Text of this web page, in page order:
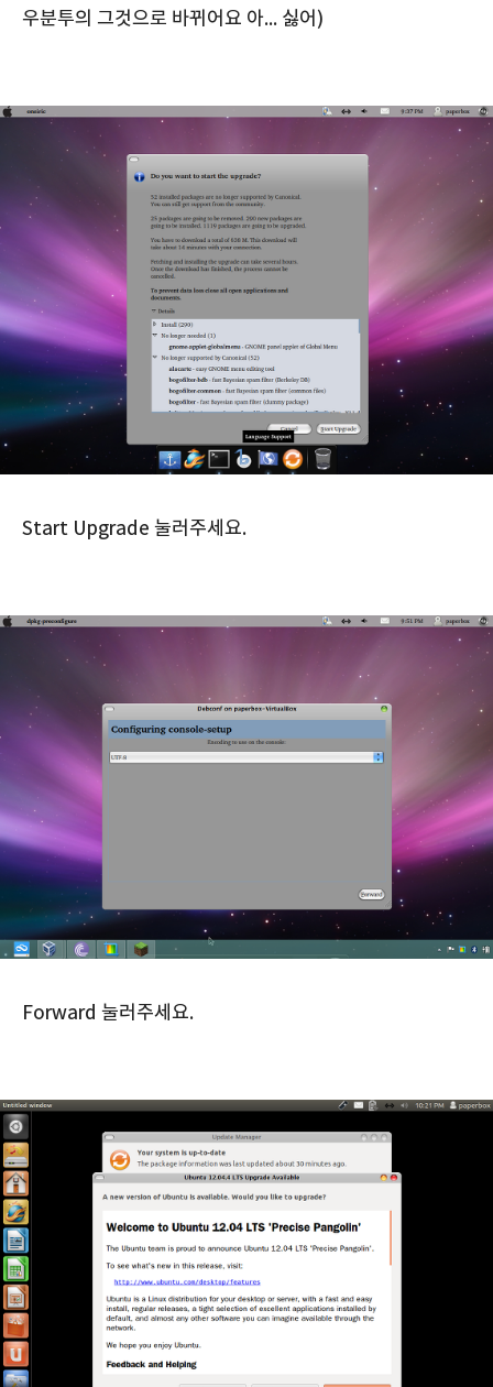
우분투의 그것으로 바뀌어요 아... 싫어)
Start Upgrade 눌러주세요.
Forward 눌러주세요.